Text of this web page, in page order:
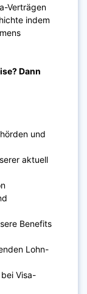
Verträgen
indem
Dann
und
aktuell
Benefits
Lohn-
Visa-